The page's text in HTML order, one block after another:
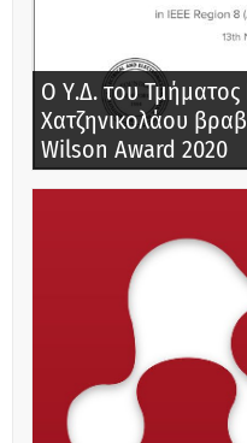
Ο Υ.Δ. του
Χατζηνικολάου
Wilson Award 2020